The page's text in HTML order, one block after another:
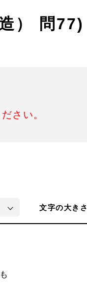
） 問77)
さい。
文字の大きさ